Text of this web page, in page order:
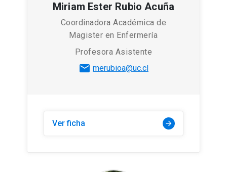
Miriam Ester Rubio Acuña
Coordinadora Académica de
Magister en Enfermería
Profesora Asistente
mail merubioa@uc.cl
Ver ficha arrow_forward